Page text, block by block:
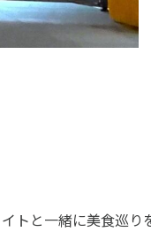
トと一緒に美食巡り